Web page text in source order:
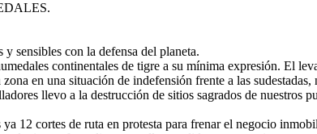
sensibles con la defensa del planeta.
continentales de tigre a su mínima expresión. El
en una situación de indefensión frente a las
llevo a la destrucción de sitios sagrados de nuestros
12 cortes de ruta en protesta para frenar el negocio